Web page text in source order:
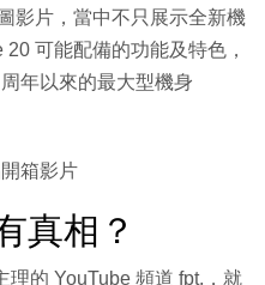
影片，當中不只展示全新機
可能配備的功能及特色，
年以來的最大型機身
箱影片
真相？
理的 YouTube 頻道 fpt.，就